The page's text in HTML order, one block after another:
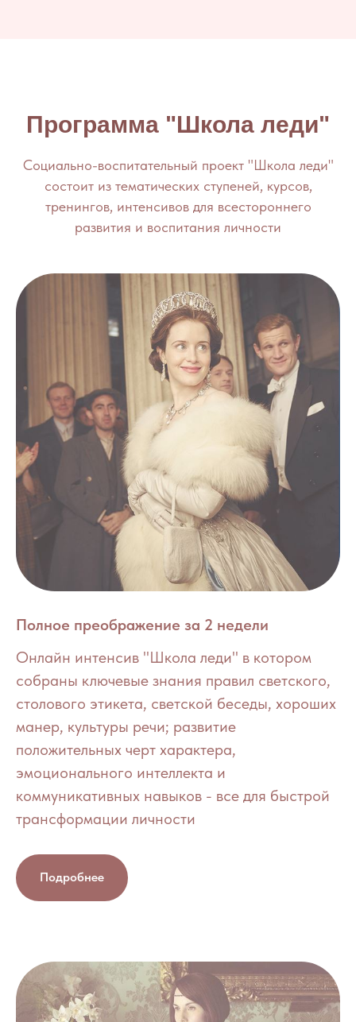
Программа "Школа леди"
Социально-воспитательный проект "Школа леди"
состоит из тематических ступеней, курсов,
тренингов, интенсивов для всестороннего
развития и воспитания личности
Полное преображение за 2 недели
Онлайн интенсив "Школа леди" в котором
собраны ключевые знания правил светского,
столового этикета, светской беседы, хороших
манер, культуры речи; развитие
положительных черт характера,
эмоционального интеллекта и
коммуникативных навыков - все для быстрой
трансформации личности
Подробнее